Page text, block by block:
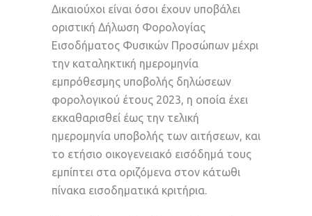
Δικαιούχοι είναι όσοι έχουν υποβάλει
οριστική Δήλωση Φορολογίας
Εισοδήματος Φυσικών Προσώπων μέχρι
την καταληκτική ημερομηνία
εμπρόθεσμης υποβολής δηλώσεων
φορολογικού έτους 2023, η οποία έχει
εκκαθαρισθεί έως την τελική
ημερομηνία υποβολής των αιτήσεων, και
το ετήσιο οικογενειακό εισόδημά τους
εμπίπτει στα οριζόμενα στον κάτωθι
πίνακα εισοδηματικά κριτήρια.